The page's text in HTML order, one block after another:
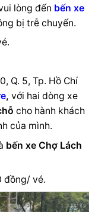
lòng đến bến xe
bị trễ chuyến.
Q. 5, Tp. Hồ Chí
, với hai dòng xe
cho hành khách
của mình.
bến xe Chợ Lách
đồng/ vé.